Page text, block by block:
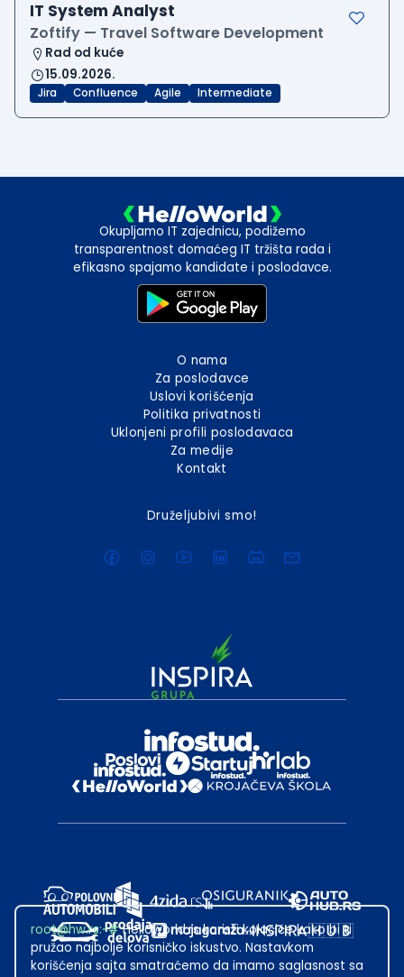
IT System Analyst
Zoftify — Travel Software Development
Rad od kuće
15.09.2026.
Jira Confluence Agile Intermediate
Okupljamo IT zajednicu, podižemo
transparentnost domaćeg IT tržišta rada i
efikasno spajamo kandidate i poslodavce.
O nama
Za poslodavce
Uslovi korišćenja
Politika privatnosti
Uklonjeni profili poslodavaca
Za medije
Kontakt
Druželjubivi smo!
root@hw.rs:~#Helloworld.rs koristi kolačiće kako bi ti
pružao najbolje korisničko iskustvo. Nastavkom
korišćenja sajta smatraćemo da imamo saglasnost sa